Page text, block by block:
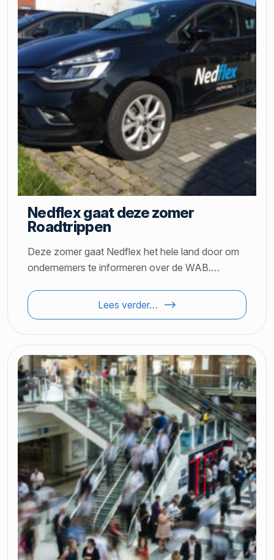
Nedflex gaat deze zomer
Roadtrippen
Deze zomer gaat Nedflex het hele land door om
ondernemers te informeren over de WAB.…
Lees verder…